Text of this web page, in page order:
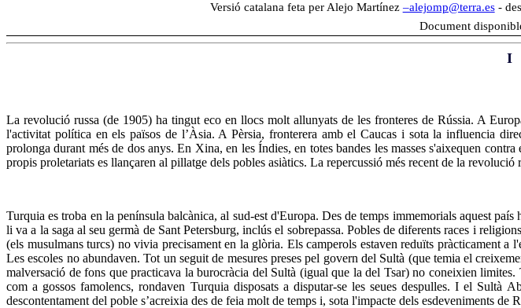
Versió catalana feta per Alejo Martínez –alejomp@terra.es-
Document
I
La revolució russa (de 1905) ha tingut eco en llocs molt allunyats de les fronteres de Rússia. A
l'activitat política en els països de l’Àsia. A Pèrsia, fronterera amb el Caucas i sota la influencia
prolonga durant més de dos anys. En Xina, en les Índies, en totes bandes les masses s'aixequen
propis proletariats es llançaren al pillatge dels pobles asiàtics. La repercussió més recent de la
Turquia es troba en la península balcànica, al sud-est d'Europa. Des de temps immemorials aquest
li va a la saga al seu germà de Sant Petersburg, inclús el sobrepassa. Pobles de diferents races i
(els musulmans turcs) no vivia precisament en la glòria. Els camperols estaven reduïts pràcticament
Les escoles no abundaven. Tot un seguit de mesures preses pel govern del Sultà (que temia el
malversació de fons que practicava la burocràcia del Sultà (igual que la del Tsar) no coneixien
com a gossos famolencs, rondaven Turquia disposats a disputar-se les seues despulles. I el Sultà
descontentament del poble s’acreixia des de feia molt de temps i, sota l'impacte dels esdeveniments de